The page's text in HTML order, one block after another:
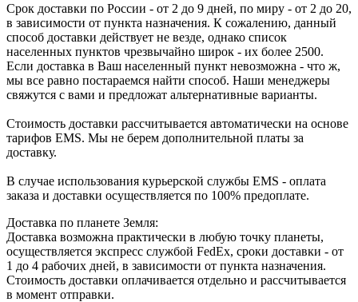
Срок доставки по России - от 2 до 9 дней, по миру - от 2 до 20,
в зависимости от пункта назначения. К сожалению, данный
способ доставки действует не везде, однако список
населенных пунктов чрезвычайно широк - их более 2500.
Если доставка в Ваш населенный пункт невозможна - что ж,
мы все равно постараемся найти способ. Наши менеджеры
свяжутся с вами и предложат альтернативные варианты.
Стоимость доставки рассчитывается автоматически на основе
тарифов ЕМS. Мы не берем дополнительной платы за
доставку.
В случае использования курьерской службы EMS - оплата
заказа и доставки осуществляется по 100% предоплате.
Доставка по планете Земля:
Доставка возможна практически в любую точку планеты,
осуществляется экспресс службой FedEx, сроки доставки - от
1 до 4 рабочих дней, в зависимости от пункта назначения.
Стоимость доставки оплачивается отдельно и рассчитывается
в момент отправки.